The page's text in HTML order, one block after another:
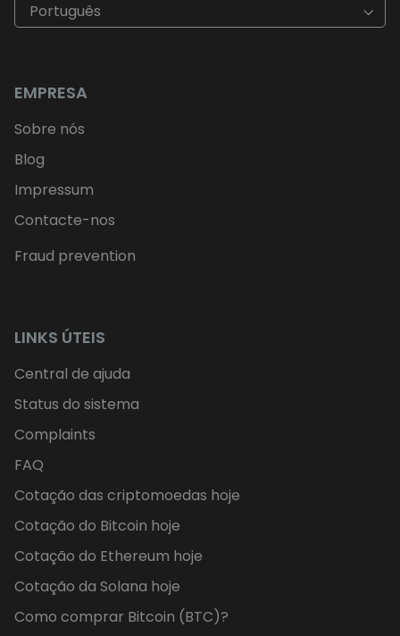
Português
EMPRESA
Sobre nós
Blog
Impressum
Contacte-nos
Fraud prevention
LINKS ÚTEIS
Central de ajuda
Status do sistema
Complaints
FAQ
Cotação das criptomoedas hoje
Cotação do Bitcoin hoje
Cotação do Ethereum hoje
Cotação da Solana hoje
Como comprar Bitcoin (BTC)?